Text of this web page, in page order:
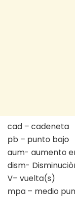
cad – cadeneta
pb – punto bajo
aum- aumento
dism-
V– vuelta(s)
mpa – medio